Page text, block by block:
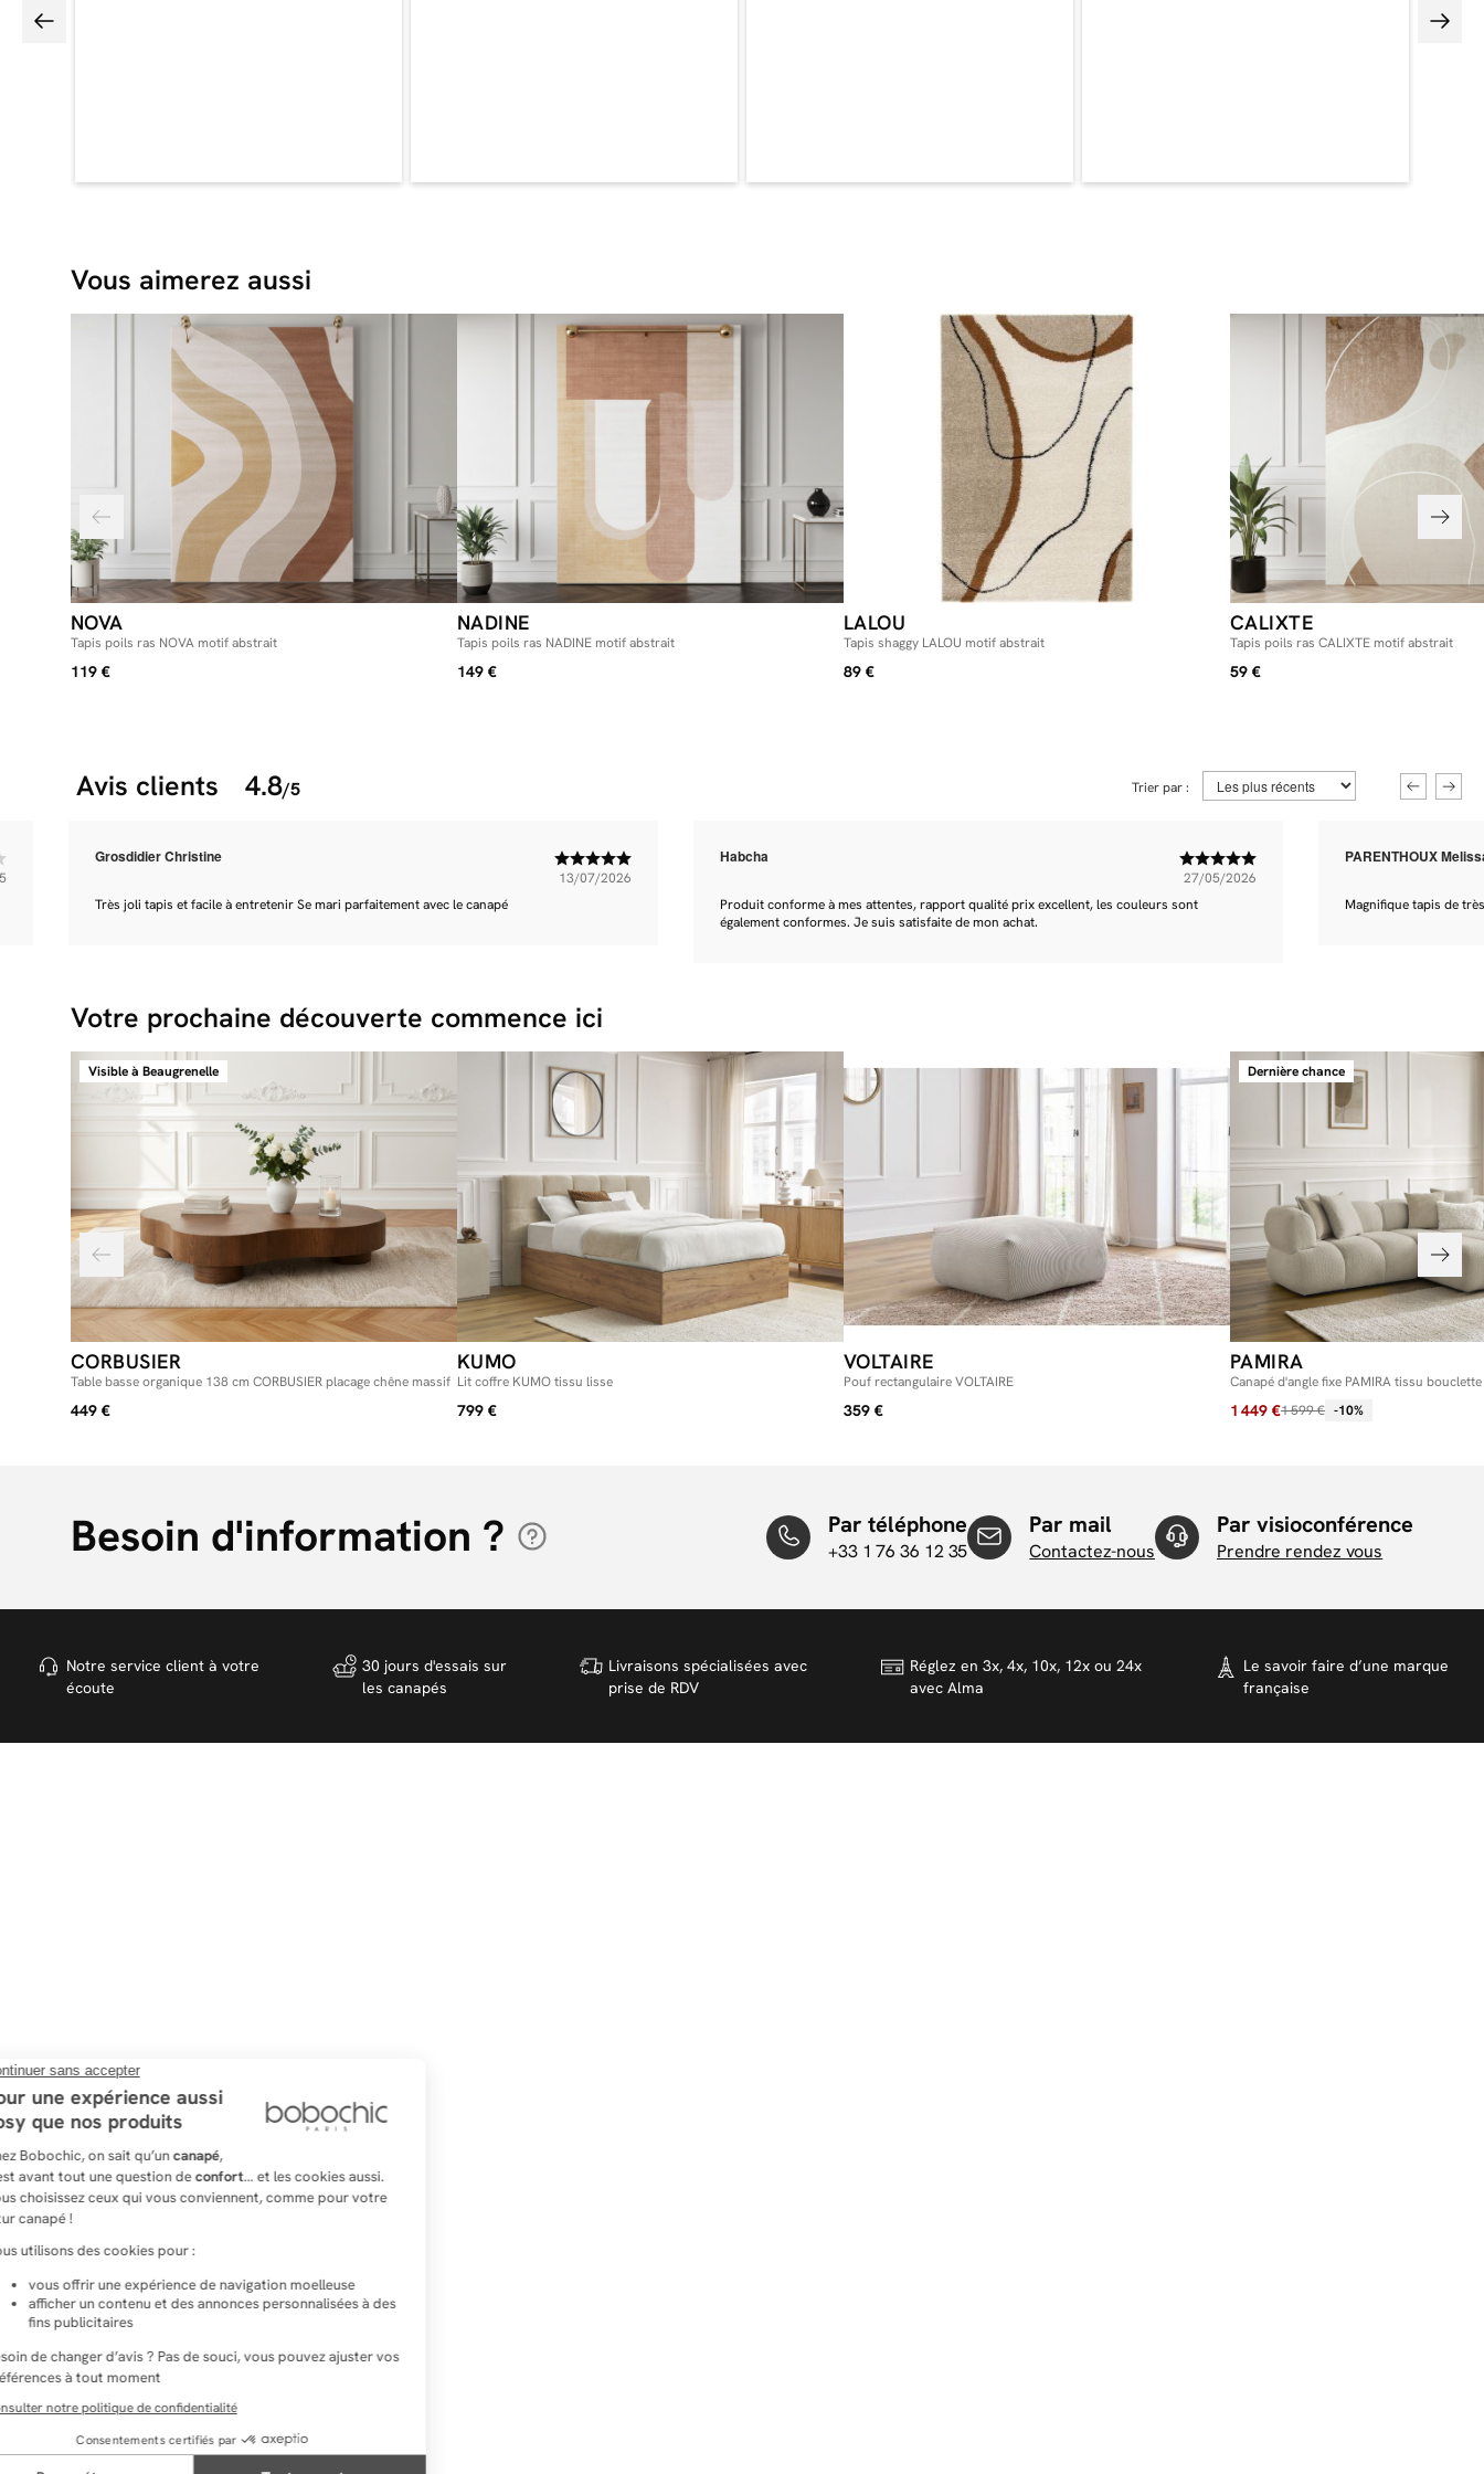
Vous aimerez aussi
NOVA
Tapis poils ras NOVA motif abstrait
119 €
NADINE
Tapis poils ras NADINE motif abstrait
149 €
LALOU
Tapis shaggy LALOU motif abstrait
89 €
CALIXTE
Tapis poils ras CALIXTE motif abstrait
59 €
Avis clients 4.8/5 Trier par :
Grosdidier Christine
13/07/2026
Très joli tapis et facile à entretenir Se mari parfaitement avec le canapé
Habcha
27/05/2026
Produit conforme à mes attentes, rapport qualité prix excellent, les couleurs sont
également conformes. Je suis satisfaite de mon achat.
PARENTHOUX
Magnifique tapis de
Votre prochaine découverte commence ici
Visible à Beaugrenelle
CORBUSIER
Table basse organique 138 cm CORBUSIER placage chêne massif
449 €
KUMO
Lit coffre KUMO tissu lisse
799 €
VOLTAIRE
Pouf rectangulaire VOLTAIRE
359 €
Dernière chance
PAMIRA
Canapé d'angle fixe PAMIRA tissu bouclette
1 449 €1 599 € -10%
Besoin d'information ? Par téléphone
+33 1 76 36 12 35
Par mail
Contactez-nous
Par visioconférence
Prendre rendez vous
Notre service client à votre
écoute
30 jours d'essais sur
les canapés
Livraisons spécialisées avec
prise de RDV
Réglez en 3x, 4x, 10x, 12x ou 24x
avec Alma
Le savoir faire d’une marque
française